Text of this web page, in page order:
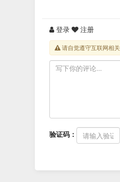
登录 注册
请自觉遵守互联网相
验证码：